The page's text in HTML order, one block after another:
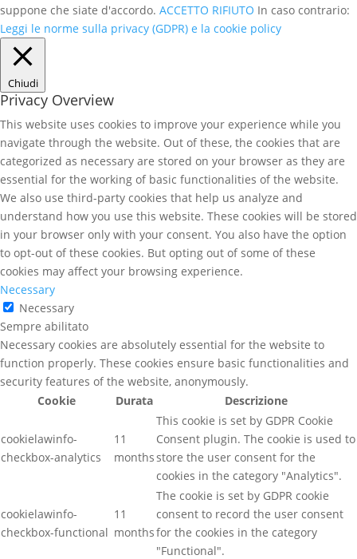
suppone che siate d'accordo. ACCETTO RIFIUTO In caso contrario:
Leggi le norme sulla privacy (GDPR) e la cookie policy
Chiudi
Privacy Overview
This website uses cookies to improve your experience while you
navigate through the website. Out of these, the cookies that are
categorized as necessary are stored on your browser as they are
essential for the working of basic functionalities of the website.
We also use third-party cookies that help us analyze and
understand how you use this website. These cookies will be stored
in your browser only with your consent. You also have the option
to opt-out of these cookies. But opting out of some of these
cookies may affect your browsing experience.
Necessary
Necessary
Sempre abilitato
Necessary cookies are absolutely essential for the website to
function properly. These cookies ensure basic functionalities and
security features of the website, anonymously.
Cookie
Durata Descrizione
cookielawinfo-
checkbox-analytics
11
months
This cookie is set by GDPR Cookie
Consent plugin. The cookie is used to
store the user consent for the
cookies in the category "Analytics".
cookielawinfo-
checkbox-functional
11
months
The cookie is set by GDPR cookie
consent to record the user consent
for the cookies in the category
"Functional".